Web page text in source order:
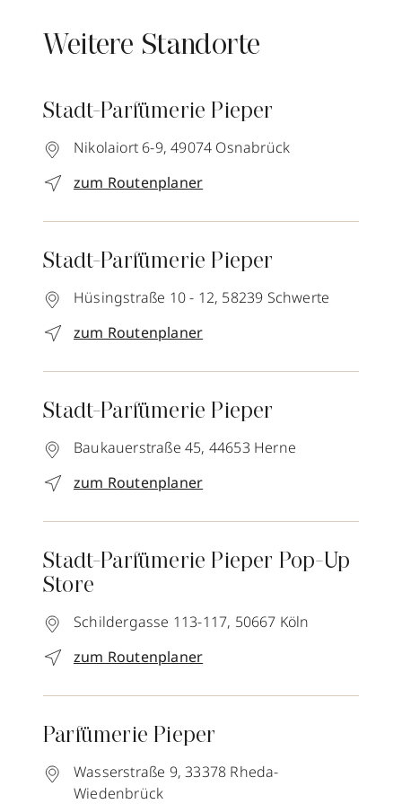
Weitere Standorte
Stadt-Parfümerie Pieper
Nikolaiort 6-9, 49074 Osnabrück
zum Routenplaner
Stadt-Parfümerie Pieper
Hüsingstraße 10 - 12, 58239 Schwerte
zum Routenplaner
Stadt-Parfümerie Pieper
Baukauerstraße 45, 44653 Herne
zum Routenplaner
Stadt-Parfümerie Pieper Pop-Up
Store
Schildergasse 113-117, 50667 Köln
zum Routenplaner
Parfümerie Pieper
Wasserstraße 9, 33378 Rheda-
Wiedenbrück